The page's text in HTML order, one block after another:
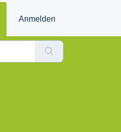
Anmelden